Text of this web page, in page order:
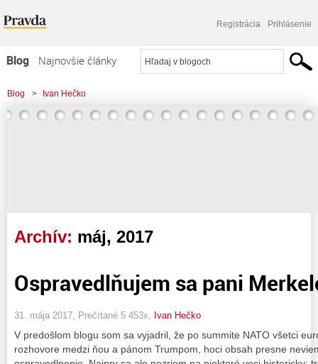
Registrácia Prihlásenie
Blog
Najnovšie články
Najčítanejšie články
Najkomentovanejšie články
Blog > Ivan Hečko
Archív: máj, 2017
Ospravedlňujem sa pani
31. mája 2017, Prečítané 5 453x, Ivan Hečko
V predošlom blogu som sa vyjadril, že po summite NATO všetci
rozhovore medzi ňou a pánom Trumpom, hoci obsah presne